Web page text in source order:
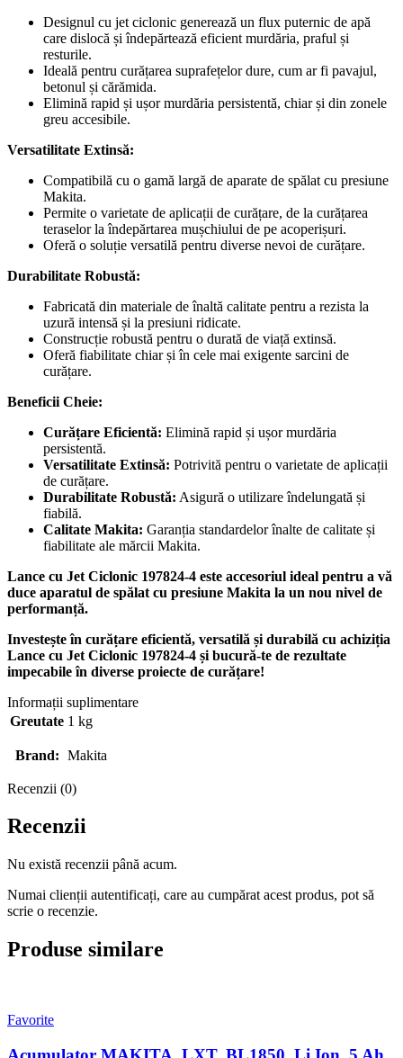
Designul cu jet ciclonic generează un flux puternic de apă
care dislocă și îndepărtează eficient murdăria, praful și
resturile.
Ideală pentru curățarea suprafețelor dure, cum ar fi pavajul,
betonul și cărămida.
Elimină rapid și ușor murdăria persistentă, chiar și din zonele
greu accesibile.
Versatilitate Extinsă:
Compatibilă cu o gamă largă de aparate de spălat cu presiune
Makita.
Permite o varietate de aplicații de curățare, de la curățarea
teraselor la îndepărtarea mușchiului de pe acoperișuri.
Oferă o soluție versatilă pentru diverse nevoi de curățare.
Durabilitate Robustă:
Fabricată din materiale de înaltă calitate pentru a rezista la
uzură intensă și la presiuni ridicate.
Construcție robustă pentru o durată de viață extinsă.
Oferă fiabilitate chiar și în cele mai exigente sarcini de
curățare.
Beneficii Cheie:
Curățare Eficientă: Elimină rapid și ușor murdăria
persistentă.
Versatilitate Extinsă: Potrivită pentru o varietate de aplicații
de curățare.
Durabilitate Robustă: Asigură o utilizare îndelungată și
fiabilă.
Calitate Makita: Garanția standardelor înalte de calitate și
fiabilitate ale mărcii Makita.
Lance cu Jet Ciclonic 197824-4 este accesoriul ideal pentru a vă
duce aparatul de spălat cu presiune Makita la un nou nivel de
performanță.
Investește în curățare eficientă, versatilă și durabilă cu achiziția
Lance cu Jet Ciclonic 197824-4 și bucură-te de rezultate
impecabile în diverse proiecte de curățare!
Informații suplimentare
Greutate 1 kg
Brand: Makita
Recenzii (0)
Recenzii
Nu există recenzii până acum.
Numai clienții autentificați, care au cumpărat acest produs, pot să
scrie o recenzie.
Produse similare
Favorite